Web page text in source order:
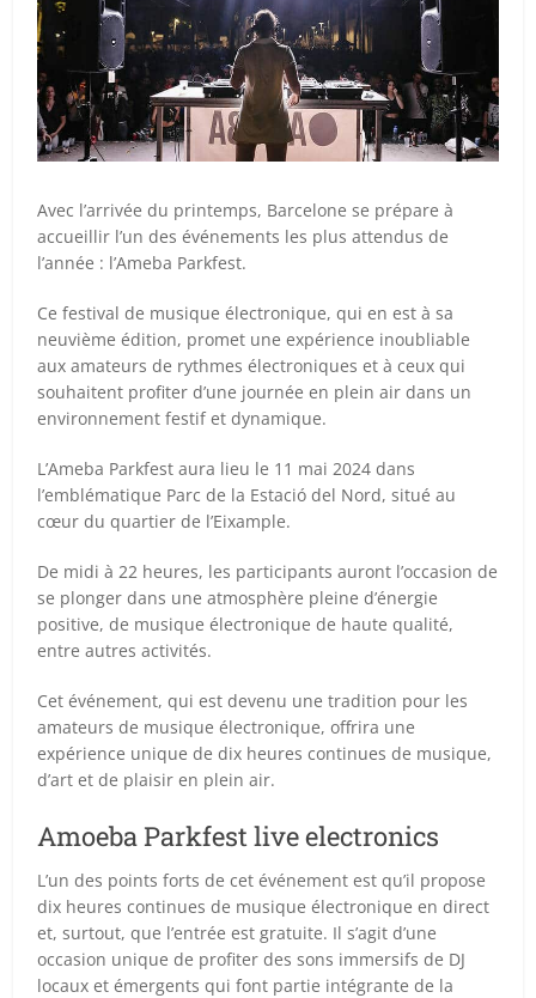
Avec l’arrivée du printemps, Barcelone se prépare à
accueillir l’un des événements les plus attendus de
l’année : l’Ameba Parkfest.
Ce festival de musique électronique, qui en est à sa
neuvième édition, promet une expérience inoubliable
aux amateurs de rythmes électroniques et à ceux qui
souhaitent profiter d’une journée en plein air dans un
environnement festif et dynamique.
L’Ameba Parkfest aura lieu le 11 mai 2024 dans
l’emblématique Parc de la Estació del Nord, situé au
cœur du quartier de l’Eixample.
De midi à 22 heures, les participants auront l’occasion de
se plonger dans une atmosphère pleine d’énergie
positive, de musique électronique de haute qualité,
entre autres activités.
Cet événement, qui est devenu une tradition pour les
amateurs de musique électronique, offrira une
expérience unique de dix heures continues de musique,
d’art et de plaisir en plein air.
Amoeba Parkfest live electronics
L’un des points forts de cet événement est qu’il propose
dix heures continues de musique électronique en direct
et, surtout, que l’entrée est gratuite. Il s’agit d’une
occasion unique de profiter des sons immersifs de DJ
locaux et émergents qui font partie intégrante de la